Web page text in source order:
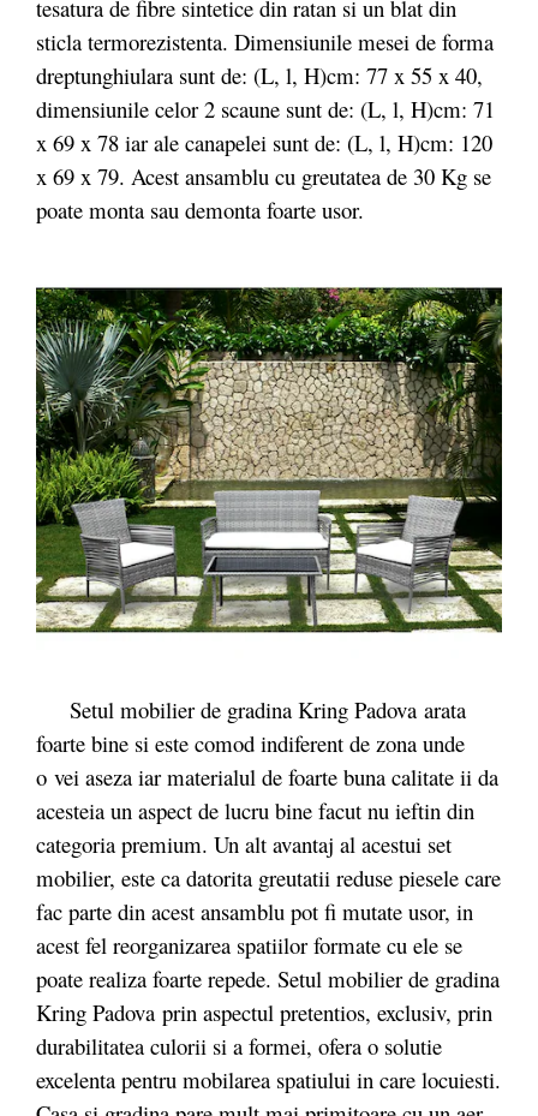
tesatura de fibre sintetice din ratan si un blat din
sticla termorezistenta. Dimensiunile mesei de forma
dreptunghiulara sunt de: (L, l, H)cm: 77 x 55 x 40,
dimensiunile celor 2 scaune sunt de: (L, l, H)cm: 71
x 69 x 78 iar ale canapelei sunt de: (L, l, H)cm: 120
x 69 x 79. Acest ansamblu cu greutatea de 30 Kg se
poate monta sau demonta foarte usor.
Setul mobilier de gradina Kring Padova arata
foarte bine si este comod indiferent de zona unde
o vei aseza iar materialul de foarte buna calitate ii da
acesteia un aspect de lucru bine facut nu ieftin din
categoria premium. Un alt avantaj al acestui set
mobilier, este ca datorita greutatii reduse piesele care
fac parte din acest ansamblu pot fi mutate usor, in
acest fel reorganizarea spatiilor formate cu ele se
poate realiza foarte repede. Setul mobilier de gradina
Kring Padova prin aspectul pretentios, exclusiv, prin
durabilitatea culorii si a formei, ofera o solutie
excelenta pentru mobilarea spatiului in care locuiesti.